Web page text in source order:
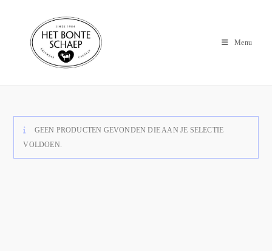
Menu
GEEN PRODUCTEN GEVONDEN DIE AAN JE SELECTIE
VOLDOEN.